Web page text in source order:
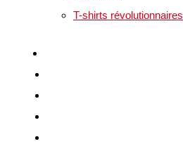
T-shirts révolutionnaires